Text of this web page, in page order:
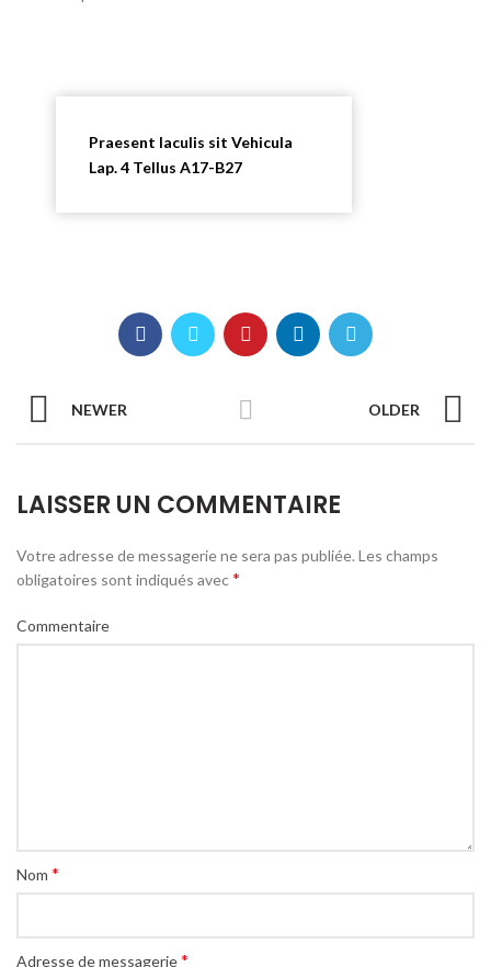
Praesent Iaculis sit Vehicula
Lap. 4 Tellus A17-B27
NEWER OLDER
LAISSER UN COMMENTAIRE
Votre adresse de messagerie ne sera pas publiée. Les champs
obligatoires sont indiqués avec*
Commentaire
Nom *
Adresse de messagerie*